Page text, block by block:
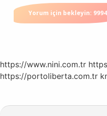
https://www.nini.com.tr
https://portoliberta.com.tr